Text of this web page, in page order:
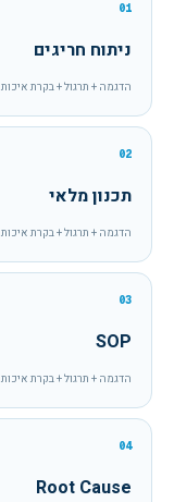
01
ניתוח חריגים
הדגמה + תרגול + בקרת איכות
02
תכנון מלאי
הדגמה + תרגול + בקרת איכות
03
SOP
הדגמה + תרגול + בקרת איכות
04
Root Cause